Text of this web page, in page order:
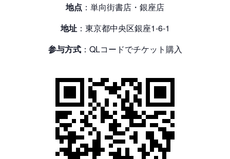
地点 ：単向街書店・銀座店
地址：東京都中央区銀座1-6-1
参与方式：QLコードでチケット購入